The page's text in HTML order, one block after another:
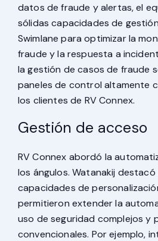
datos de fraude y alertas, el
sólidas capacidades de
Swimlane para optimizar la
fraude y la respuesta a
la gestión de casos de fraude
paneles de control altamente
los clientes de RV Connex.
Gestión de acceso
RV Connex abordó la
los ángulos. Watanakij destacó
capacidades de
permitieron extender la
uso de seguridad complejos y
convencionales. Por ejemplo,